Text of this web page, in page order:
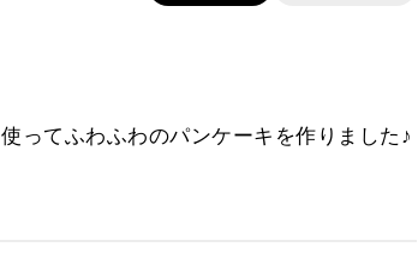
ってふわふわのパンケーキを作りました♪